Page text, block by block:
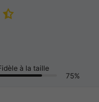
à la taille
75%